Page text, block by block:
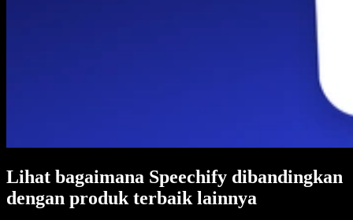
Lihat bagaimana Speechify dibandingkan
dengan produk terbaik lainnya